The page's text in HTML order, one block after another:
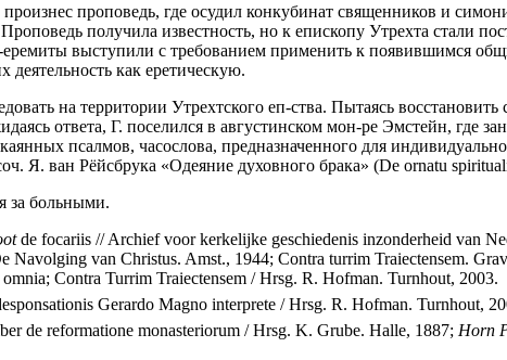
проповедь, где осудил конкубинат священников и
получила известность, но к епископу Утрехта стали
выступили с требованием применить к появившимся
как еретическую.
на территории Утрехтского еп-ства. Пытаясь
ответа, Г. поселился в августинском мон-ре Эмстейн, где
псалмов, часослова, предназначенного для
Я. ван Рёйсбрука «Одеяние духовного брака» (De ornatu
за больными.
de focariis // Archief voor kerkelijke geschiedenis inzonderheid van
Navolging van Christus. Amst., 1944; Contra turrim Traiectensem.
Contra Turrim Traiectensem / Hrsg. R. Hofman. Turnhout, 2003.
Gerardo Magno interprete / Hrsg. R. Hofman. Turnhout,
de reformatione monasteriorum / Hrsg. K. Grube. Halle, 1887; Horn